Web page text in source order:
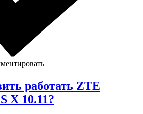
работать ZTE
X 10.11?